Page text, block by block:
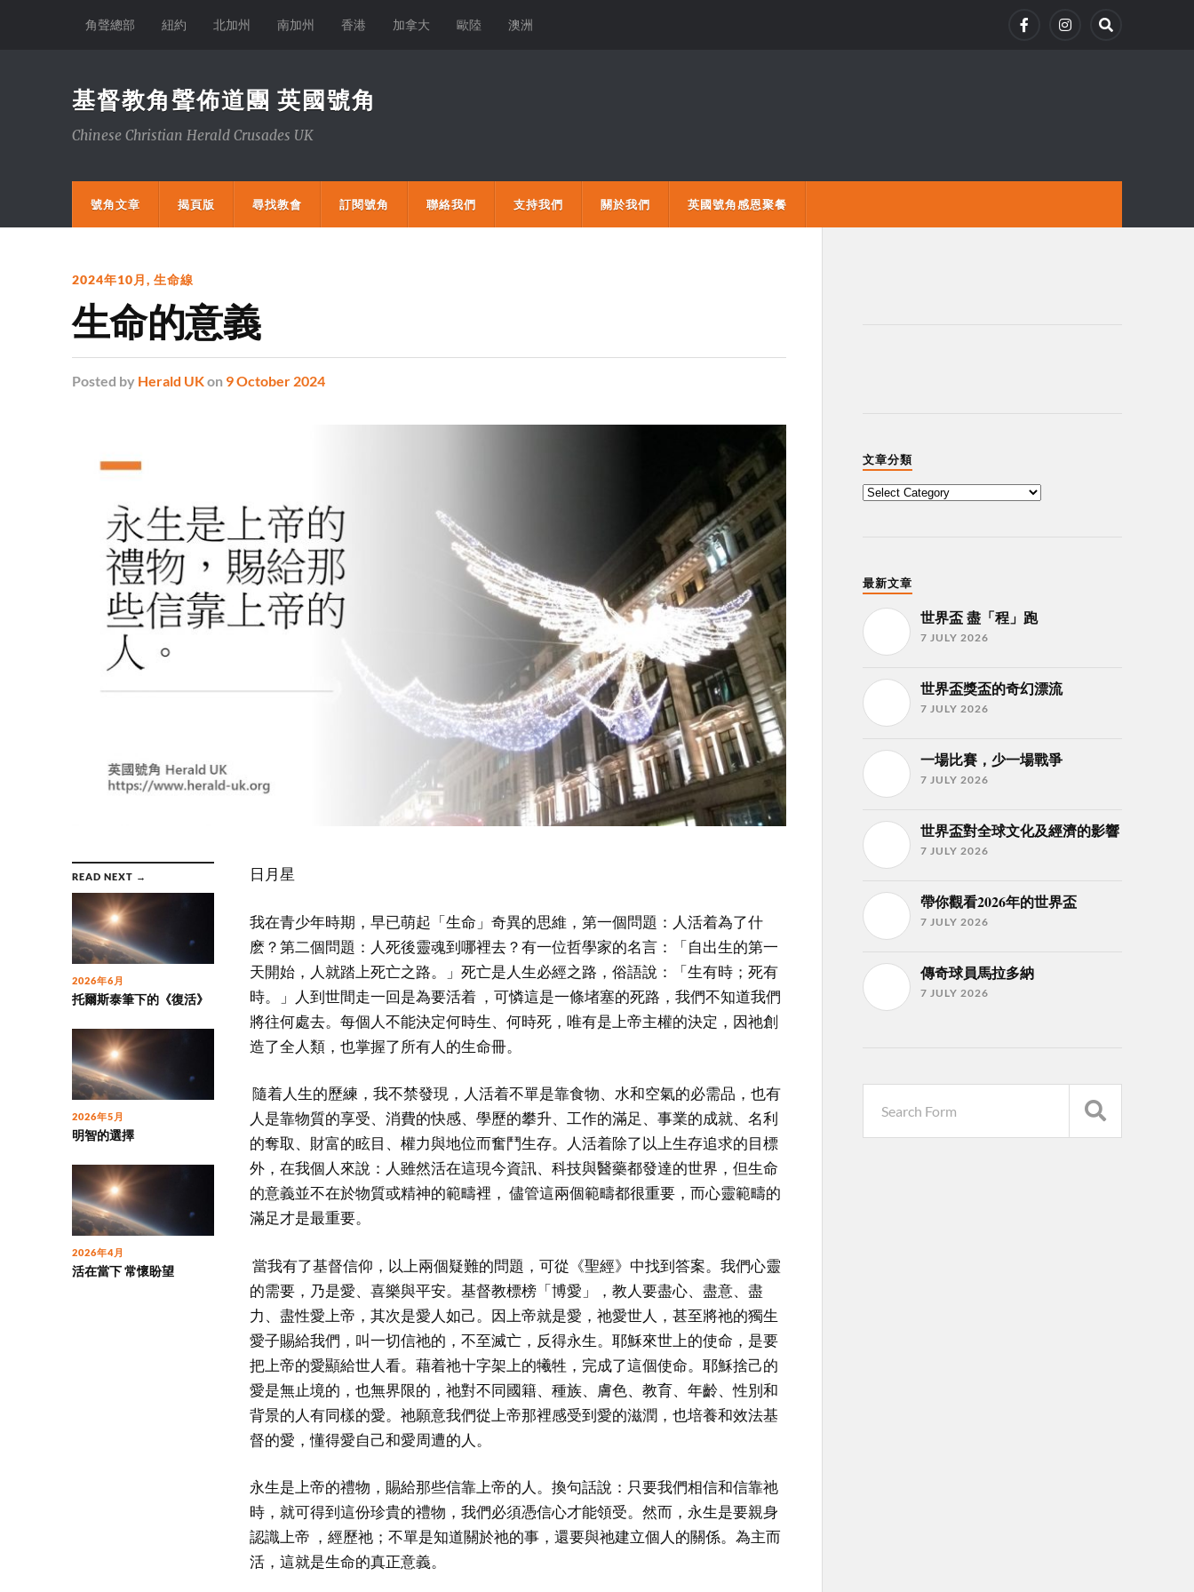
角聲總部 紐約 北加州 南加州 香港 加拿大 歐陸 澳洲
基督教角聲佈道團 英國號角
Chinese Christian Herald Crusades UK
號角文章 揭頁版 尋找教會 訂閱號角 聯絡我們 支持我們 關於我們 英國號角感恩聚餐
2024年10月, 生命線
生命的意義
Posted by Herald UKon 9 October 2024
READ NEXT →
2026年6月
托爾斯泰筆下的《復活》
2026年5月
明智的選擇
2026年4月
活在當下 常懷盼望
日月星
我在青少年時期，早已萌起「生命」奇異的思維，第一個問題：人活着為了什
麽？第二個問題：人死後靈魂到哪裡去？有一位哲學家的名言：「自出生的第一
天開始，人就踏上死亡之路。」死亡是人生必經之路，俗語說：「生有時；死有
時。」人到世間走一回是為要活着 ，可憐這是一條堵塞的死路，我們不知道我們
將往何處去。每個人不能決定何時生、何時死，唯有是上帝主權的決定，因祂創
造了全人類，也掌握了所有人的生命冊。
隨着人生的歷練，我不禁發現，人活着不單是靠食物、水和空氣的必需品，也有
人是靠物質的享受、消費的快感、學歷的攀升、工作的滿足、事業的成就、名利
的奪取、財富的眩目、權力與地位而奮鬥生存。人活着除了以上生存追求的目標
外，在我個人來說：人雖然活在這現今資訊、科技與醫藥都發達的世界，但生命
的意義並不在於物質或精神的範疇裡， 儘管這兩個範疇都很重要，而心靈範疇的
滿足才是最重要。
當我有了基督信仰，以上兩個疑難的問題，可從《聖經》中找到答案。我們心靈
的需要，乃是愛、喜樂與平安。基督教標榜「博愛」，教人要盡心、盡意、盡
力、盡性愛上帝，其次是愛人如己。因上帝就是愛，祂愛世人，甚至將祂的獨生
愛子賜給我們，叫一切信祂的，不至滅亡，反得永生。耶穌來世上的使命，是要
把上帝的愛顯給世人看。藉着祂十字架上的犧牲，完成了這個使命。耶穌捨己的
愛是無止境的，也無界限的，祂對不同國籍、種族、膚色、教育、年齡、性別和
背景的人有同樣的愛。祂願意我們從上帝那裡感受到愛的滋潤，也培養和效法基
督的愛，懂得愛自己和愛周遭的人。
永生是上帝的禮物，賜給那些信靠上帝的人。換句話說：只要我們相信和信靠祂
時，就可得到這份珍貴的禮物，我們必須憑信心才能領受。然而，永生是要親身
認識上帝 ，經歷祂；不單是知道關於祂的事，還要與祂建立個人的關係。為主而
活，這就是生命的真正意義。
文章分類
最新文章
世界盃 盡「程」跑
7 JULY 2026
世界盃獎盃的奇幻漂流
7 JULY 2026
一場比賽，少一場戰爭
7 JULY 2026
世界盃對全球文化及經濟的影響
7 JULY 2026
帶你觀看2026年的世界盃
7 JULY 2026
傳奇球員馬拉多納
7 JULY 2026